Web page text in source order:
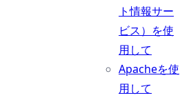
ト情報サー
ビス）を使
用して
Apacheを使
用して